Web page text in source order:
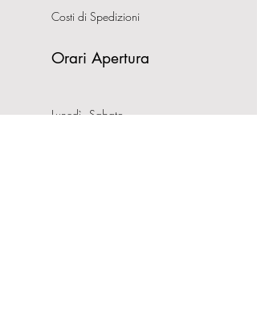
Costi di Spedizioni
Orari Apertura
Lunedì - Sabato